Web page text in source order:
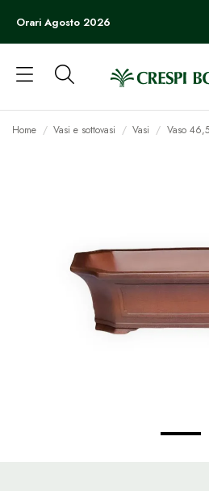
Orari Agosto 2026
Home Vasi e sottovasi Vasi Vaso